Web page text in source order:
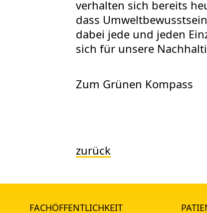
verhalten sich bereits
dass
dabei jede und jeden
sich für unsere
Zum Grünen Kompass
zurück
FACHÖFFENTLICHKEIT